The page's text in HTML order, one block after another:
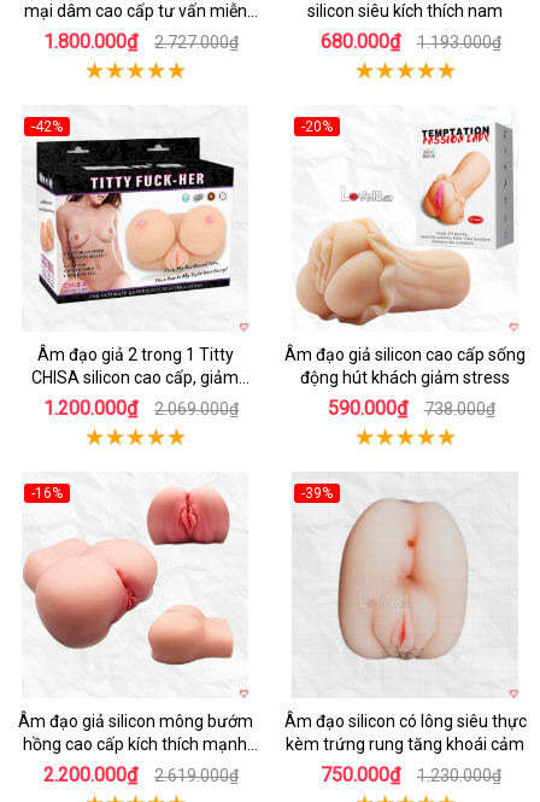
mại dâm cao cấp tư vấn miễn
phí
1.800.000₫ 2.727.000₫
silicon siêu kích thích nam
680.000₫ 1.193.000₫
-42%
Âm đạo giả 2 trong 1 Titty
CHISA silicon cao cấp, giảm
stress
1.200.000₫ 2.069.000₫
-20%
Âm đạo giả silicon cao cấp sống
động hút khách giảm stress
590.000₫ 738.000₫
-16%
Âm đạo giả silicon mông bướm
hồng cao cấp kích thích mạnh
mẽ
2.200.000₫ 2.619.000₫
-39%
Âm đạo silicon có lông siêu thực
kèm trứng rung tăng khoái cảm
750.000₫ 1.230.000₫